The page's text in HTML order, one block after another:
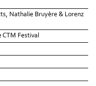
Nathalie Bruyère & Lorenz
CTM Festival